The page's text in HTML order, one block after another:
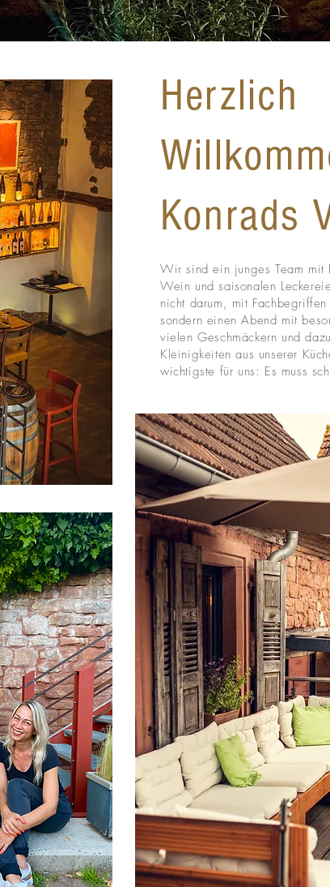
Herzlich
Konrads
Wir sind ein junges Team mit
Wein und saisonalen
nicht darum, mit
sondern einen Abend mit
vielen Geschmäckern und
Kleinigkeiten aus unserer
wichtigste für uns: Es muss